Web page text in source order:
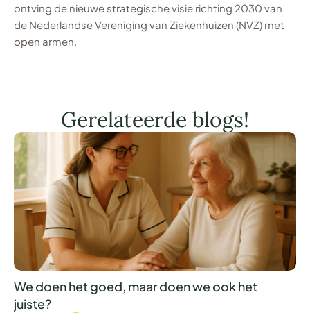
ontving de nieuwe strategische visie richting 2030 van
de Nederlandse Vereniging van Ziekenhuizen (NVZ) met
open armen.
Gerelateerde blogs!
We doen het goed, maar doen we ook het
juiste?